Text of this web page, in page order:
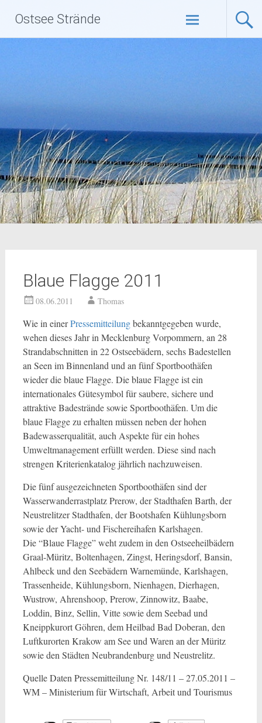
InhaltOstsee Strände
Blaue Flagge 2011
08.06.2011 Thomas
Wie in einerPressemitteilungbekanntgegeben wurde,
wehen dieses Jahr in Mecklenburg Vorpommern, an 28
Strandabschnitten in 22 Ostseebädern, sechs Badestellen
an Seen im Binnenland und an fünf Sportboothäfen
wieder die blaue Flagge. Die blaue Flagge ist ein
internationales Gütesymbol für saubere, sichere und
attraktive Badestrände sowie Sportboothäfen. Um die
blaue Flagge zu erhalten müssen neben der hohen
Badewasserqualität, auch Aspekte für ein hohes
Umweltmanagement erfüllt werden. Diese sind nach
strengen Kriterienkatalog jährlich nachzuweisen.
Die fünf ausgezeichneten Sportboothäfen sind der
Wasserwanderrastplatz Prerow, der Stadthafen Barth, der
Neustrelitzer Stadthafen, der Bootshafen Kühlungsborn
sowie der Yacht- und Fischereihafen Karlshagen.
Die “Blaue Flagge” weht zudem in den Ostseeheilbädern
Graal-Müritz, Boltenhagen, Zingst, Heringsdorf, Bansin,
Ahlbeck und den Seebädern Warnemünde, Karlshagen,
Trassenheide, Kühlungsborn, Nienhagen, Dierhagen,
Wustrow, Ahrenshoop, Prerow, Zinnowitz, Baabe,
Loddin, Binz, Sellin, Vitte sowie dem Seebad und
Kneippkurort Göhren, dem Heilbad Bad Doberan, den
Luftkurorten Krakow am See und Waren an der Müritz
sowie den Städten Neubrandenburg und Neustrelitz.
Quelle Daten Pressemitteilung Nr. 148/11 – 27.05.2011 –
WM – Ministerium für Wirtschaft, Arbeit und Tourismus